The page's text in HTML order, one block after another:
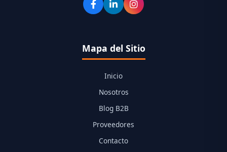
Mapa del Sitio
Inicio
Nosotros
Blog B2B
Proveedores
Contacto